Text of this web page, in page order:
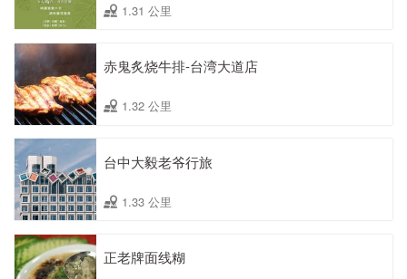
1.31 公里
赤鬼炙烧牛排-台湾大道店
1.32 公里
台中大毅老爷行旅
1.33 公里
正老牌面线糊